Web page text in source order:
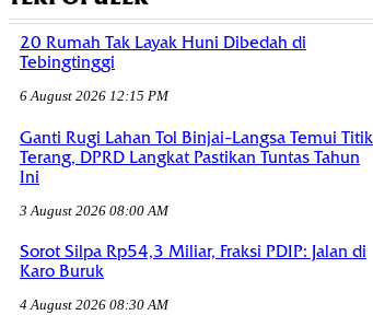
20 Rumah Tak Layak Huni Dibedah di
Tebingtinggi
6 August 2026 12:15 PM
Ganti Rugi Lahan Tol Binjai–Langsa Temui Titik
Terang, DPRD Langkat Pastikan Tuntas Tahun
Ini
3 August 2026 08:00 AM
Sorot Silpa Rp54,3 Miliar, Fraksi PDIP: Jalan di
Karo Buruk
4 August 2026 08:30 AM